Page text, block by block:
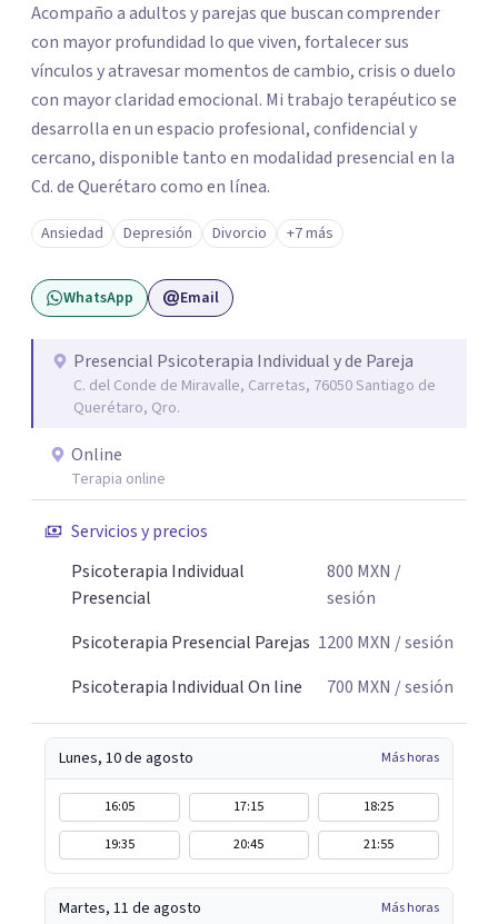
Acompaño a adultos y parejas que buscan comprender
con mayor profundidad lo que viven, fortalecer sus
vínculos y atravesar momentos de cambio, crisis o duelo
con mayor claridad emocional. Mi trabajo terapéutico se
desarrolla en un espacio profesional, confidencial y
cercano, disponible tanto en modalidad presencial en la
Cd. de Querétaro como en línea.
Ansiedad Depresión Divorcio +7 más
WhatsApp Email
Presencial Psicoterapia Individual y de Pareja
C. del Conde de Miravalle, Carretas, 76050 Santiago de
Querétaro, Qro.
Online
Terapia online
Servicios y precios
Psicoterapia Individual
Presencial
800 MXN /
sesión
Psicoterapia Presencial Parejas 1200 MXN / sesión
Psicoterapia Individual On line
700 MXN / sesión
Lunes, 10 de agosto Más horas
16:05 17:15
18:25
19:35
20:45 21:55
Martes, 11 de agosto Más horas